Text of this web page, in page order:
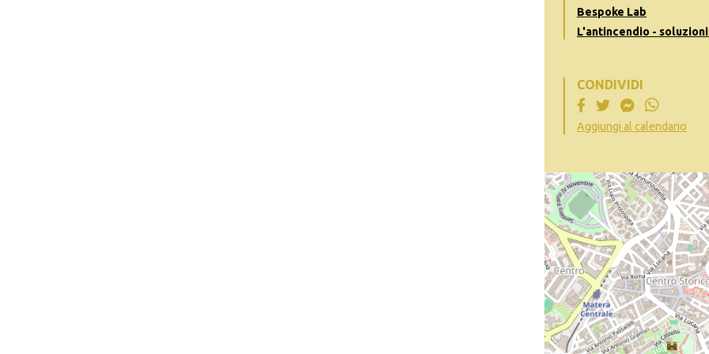
Bespoke Lab
L'antincendio -
CONDIVIDI
Aggiungi al calendario